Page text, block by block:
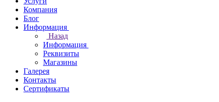
Компания
Блог
Информация
Назад
Информация
Реквизиты
Магазины
Галерея
Контакты
Сертификаты